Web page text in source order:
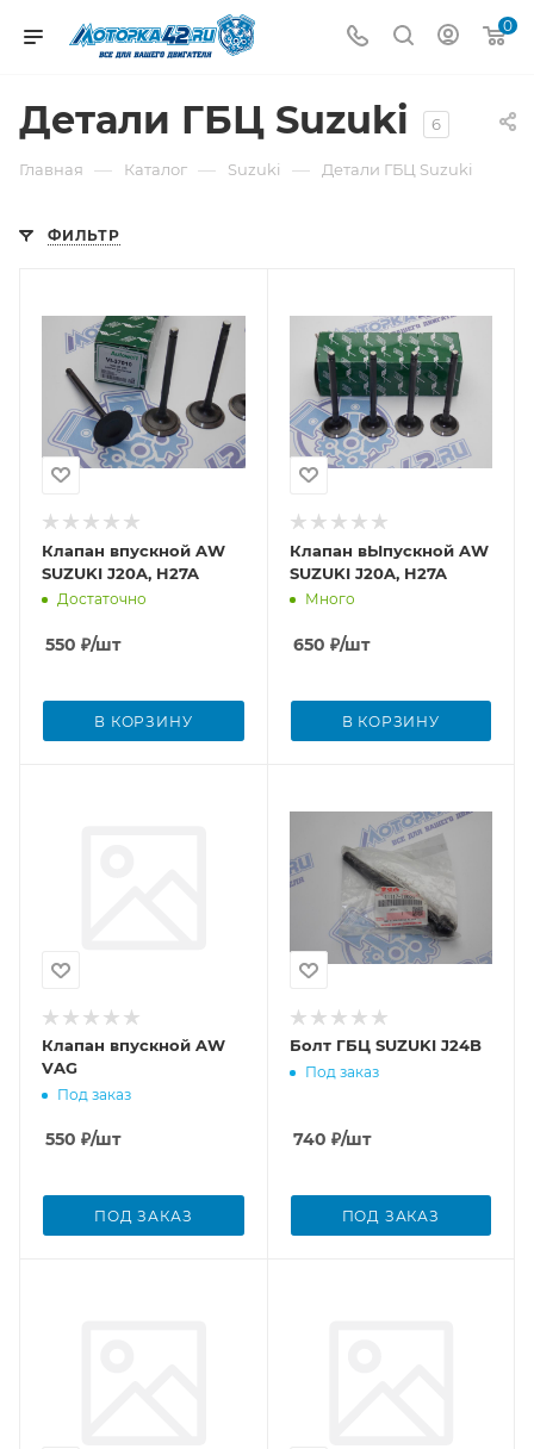
0
Детали ГБЦ Suzuki 6
Главная — Каталог — Suzuki — Детали ГБЦ Suzuki
ФИЛЬТР
Клапан впускной AW
SUZUKI J20A, H27A
Достаточно
550 ₽/шт
В КОРЗИНУ
Клапан вЫпускной AW
SUZUKI J20A, H27A
Много
650 ₽/шт
В КОРЗИНУ
Клапан впускной AW
VAG
Под заказ
550 ₽/шт
ПОД ЗАКАЗ
Болт ГБЦ SUZUKI J24B
Под заказ
740 ₽/шт
ПОД ЗАКАЗ